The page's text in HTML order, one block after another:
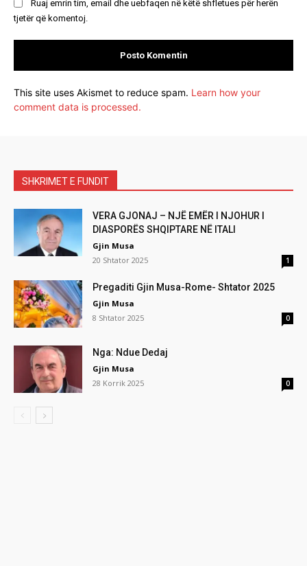
Ruaj emrin tim, email dhe uebfaqen në këtë shfletues për herën
tjetër që komentoj.
This site uses Akismet to reduce spam. Learn how your
comment data is processed.
SHKRIMET E FUNDIT
VERA GJONAJ – NJË EMËR I NJOHUR I
DIASPORËS SHQIPTARE NË ITALI
Gjin Musa
20 Shtator 2025
1
Pregaditi Gjin Musa-Rome- Shtator 2025
Gjin Musa
8 Shtator 2025
0
Nga: Ndue Dedaj
Gjin Musa
28 Korrik 2025
0